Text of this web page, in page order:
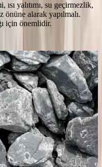
yalıtımı, su geçirmezlik,
önüne alarak yapılmalı.
için önemlidir.